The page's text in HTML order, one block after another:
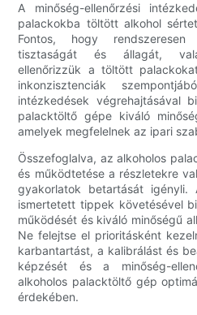
A minőség-ellenőrzési
palackokba töltött alkohol
Fontos, hogy
tisztaságát és állagát,
ellenőrizzük a töltött
inkonzisztenciák
intézkedések végrehajtásával
palacktöltő gépe kiváló
amelyek megfelelnek az ipari
Összefoglalva, az alkoholos
és működtetése a részletekre
gyakorlatok betartását
ismertetett tippek követésével
működését és kiváló minőségű
Ne felejtse el prioritásként
karbantartást, a kalibrálást és
képzését és a minőség-
alkoholos palacktöltő gép
érdekében.